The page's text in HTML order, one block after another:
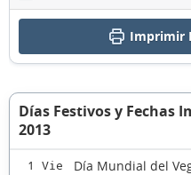
Imprimir
Días Festivos y Fechas
2013
1 Vie Día Mundial del